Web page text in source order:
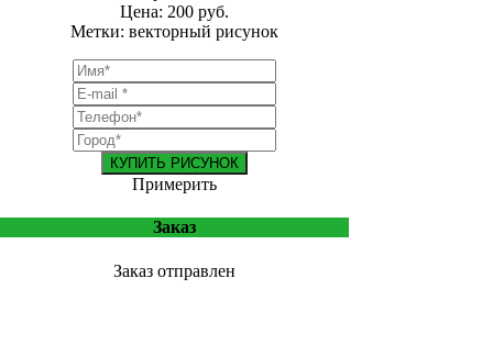
Цена: 200 руб.
Метки: векторный рисунок
КУПИТЬ РИСУНОК
Примерить
Заказ
Заказ отправлен